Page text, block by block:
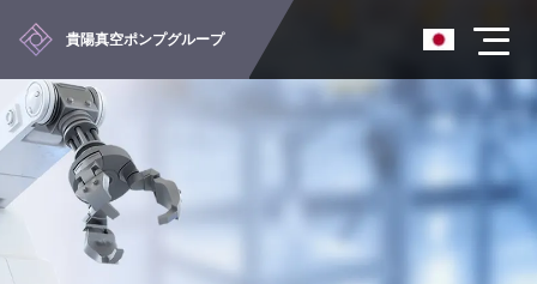
貴陽真空ポンプグループ